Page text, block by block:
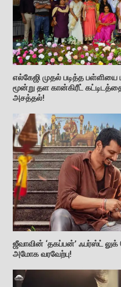
எல்கேஜி முதல் படித்த பள்ளியை
மூன்று தள கான்கிரீட்
அசத்தல்!
ஜீவாவின் ‘தகப்பன்’ ஃபர்ஸ்ட் லுக்
அமோக வரவேற்பு!